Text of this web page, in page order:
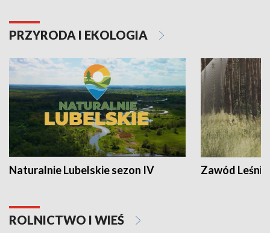
PRZYRODA I EKOLOGIA
Naturalnie Lubelskie sezon IV Zawód Leśnik
ROLNICTWO I WIEŚ